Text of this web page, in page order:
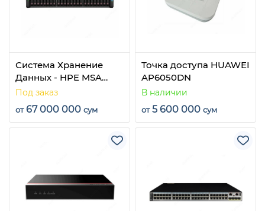
Система Хранение
Данных - HPE MSA
2050 SAN Dual
Controller SFF Storage
(Q1J01A)
Под заказ
от67 000 000 сум
Точка доступа HUAWEI
AP6050DN
В наличии
от5 600 000 сум